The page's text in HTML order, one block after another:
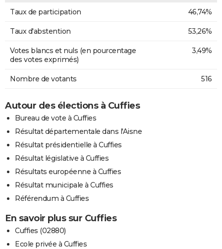
Taux de participation 46,74%
Taux d'abstention 53,26%
Votes blancs et nuls (en pourcentage
des votes exprimés)
3,49%
Nombre de votants 516
Autour des élections à Cuffies
Bureau de vote à Cuffies
Résultat départementale dans l'Aisne
Résultat présidentielle à Cuffies
Résultat législative à Cuffies
Résultats européenne à Cuffies
Résultat municipale à Cuffies
Référendum à Cuffies
En savoir plus sur Cuffies
Cuffies (02880)
Ecole privée à Cuffies